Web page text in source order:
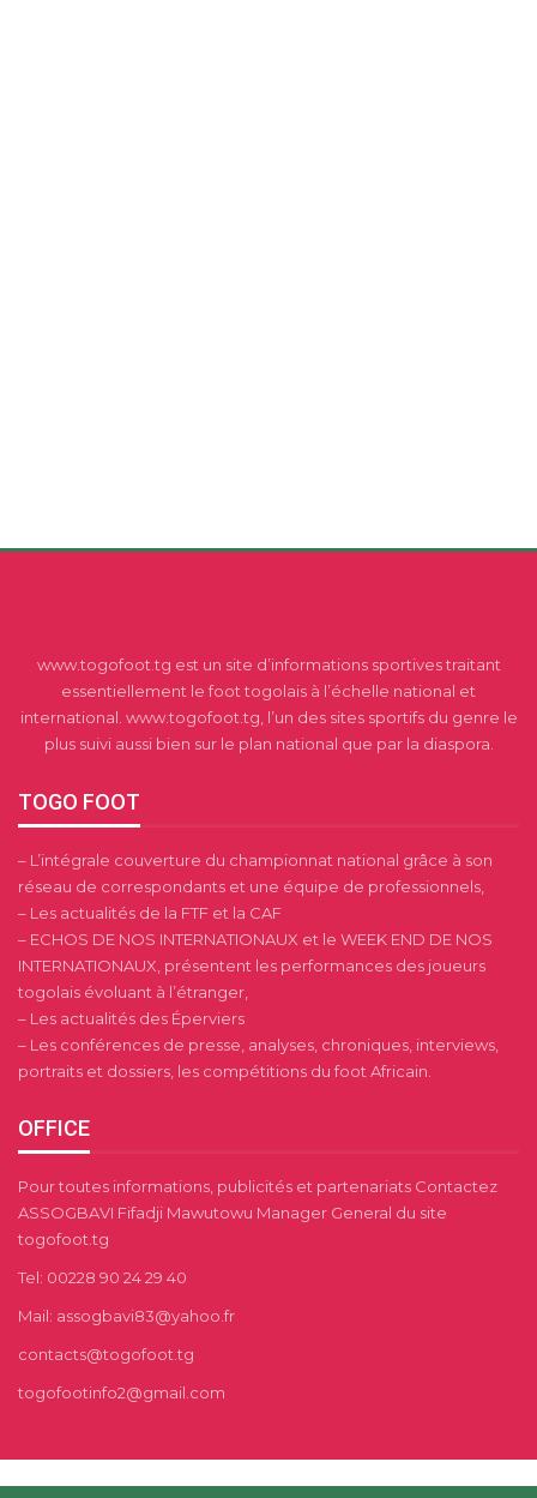
www.togofoot.tg est un site d’informations sportives traitant
essentiellement le foot togolais à l’échelle national et
international. www.togofoot.tg, l’un des sites sportifs du genre le
plus suivi aussi bien sur le plan national que par la diaspora.
TOGO FOOT
– L’intégrale couverture du championnat national grâce à son
réseau de correspondants et une équipe de professionnels,
– Les actualités de la FTF et la CAF
– ECHOS DE NOS INTERNATIONAUX et le WEEK END DE NOS
INTERNATIONAUX, présentent les performances des joueurs
togolais évoluant à l’étranger,
– Les actualités des Éperviers
– Les conférences de presse, analyses, chroniques, interviews,
portraits et dossiers, les compétitions du foot Africain.
OFFICE
Pour toutes informations, publicités et partenariats Contactez
ASSOGBAVI Fifadji Mawutowu Manager General du site
togofoot.tg
Tel: 00228 90 24 29 40
Mail: assogbavi83@yahoo.fr
contacts@togofoot.tg
togofootinfo2@gmail.com